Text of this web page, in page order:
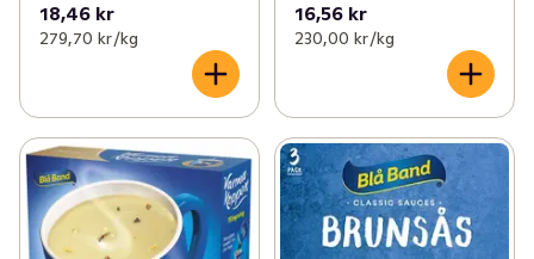
18,46 kr
279,70 kr /kg
16,56 kr
230,00 kr /kg